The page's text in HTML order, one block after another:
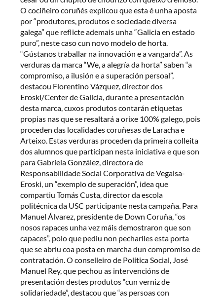
O cociñeiro coruñés explicou que esta é unha aposta
por “produtores, produtos e sociedade diversa
galega” que reflicte ademais unha “Galicia en estado
puro”, neste caso cun novo modelo de horta.
“Gústanos traballar na innovación e a vangarda”. As
verduras da marca “We, a alegría da horta” saben “a
compromiso, a ilusión e a superación persoal”,
destacou Florentino Vázquez, director dos
Eroski/Center de Galicia, durante a presentación
desta marca, cuxos produtos contarán etiquetas
propias nas que se resaltará a orixe 100% galego, pois
proceden das localidades coruñesas de Laracha e
Arteixo. Estas verduras proceden da primeira colleita
dos alumnos que participan nesta iniciativa e que son
para Gabriela González, directora de
Responsabilidade Social Corporativa de Vegalsa-
Eroski, un “exemplo de superación”, idea que
compartiu Tomás Custa, director da escola
politécnica da USC participante nesta campaña. Para
Manuel Álvarez, presidente de Down Coruña, “os
nosos rapaces unha vez máis demostraron que son
capaces”, polo que pediu non pecharlles esta porta
que se abriu coa posta en marcha dun compromiso de
contratación. O conselleiro de Política Social, José
Manuel Rey, que pechou as intervencións de
presentación destes produtos “cun verniz de
solidariedade”, destacou que “as persoas con